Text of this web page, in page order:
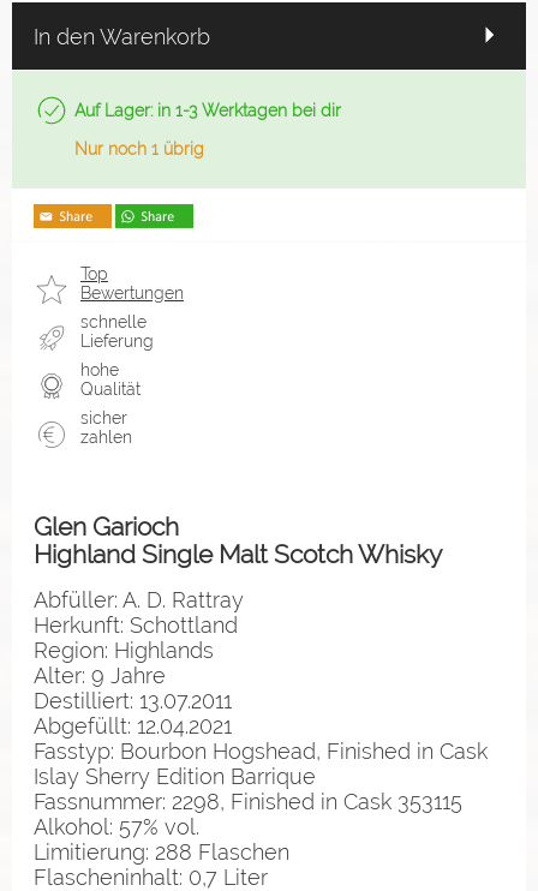
In den Warenkorb
Auf Lager: in 1-3 Werktagen bei dir
Nur noch 1 übrig
Top
Bewertungen
schnelle
Lieferung
hohe
Qualität
sicher
zahlen
Glen Garioch
Highland Single Malt Scotch Whisky
Abfüller: A. D. Rattray
Herkunft: Schottland
Region: Highlands
Alter: 9 Jahre
Destilliert: 13.07.2011
Abgefüllt: 12.04.2021
Fasstyp: Bourbon Hogshead, Finished in Cask
Islay Sherry Edition Barrique
Fassnummer: 2298, Finished in Cask 353115
Alkohol: 57% vol.
Limitierung: 288 Flaschen
Flascheninhalt: 0,7 Liter